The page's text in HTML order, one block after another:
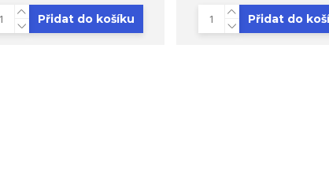
Přidat do košíku Přidat do